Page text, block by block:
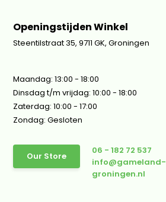
Openingstijden Winkel
Steentilstraat 35, 9711 GK, Groningen
Maandag: 13:00 - 18:00
Dinsdag t/m vrijdag: 10:00 - 18:00
Zaterdag: 10:00 - 17:00
Zondag: Gesloten
Our Store
06 - 182 72 537
info@gameland-
groningen.nl